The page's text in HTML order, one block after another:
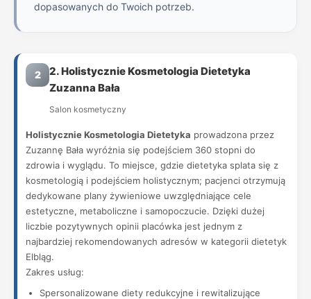
dopasowanych do Twoich potrzeb.
2
2. Holistycznie Kosmetologia Dietetyka
Zuzanna Bała
Salon kosmetyczny
Holistycznie Kosmetologia Dietetyka prowadzona przez
Zuzannę Bała wyróżnia się podejściem 360 stopni do
zdrowia i wyglądu. To miejsce, gdzie dietetyka splata się z
kosmetologią i podejściem holistycznym; pacjenci otrzymują
dedykowane plany żywieniowe uwzględniające cele
estetyczne, metaboliczne i samopoczucie. Dzięki dużej
liczbie pozytywnych opinii placówka jest jednym z
najbardziej rekomendowanych adresów w kategorii dietetyk
Elbląg.
Zakres usług:
Spersonalizowane diety redukcyjne i rewitalizujące